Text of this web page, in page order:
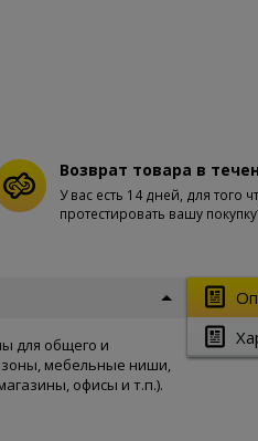
Возврат товара в
У вас есть 14 дней, для того
протестировать вашу
для общего и
мебельные ниши,
офисы и т.п.).